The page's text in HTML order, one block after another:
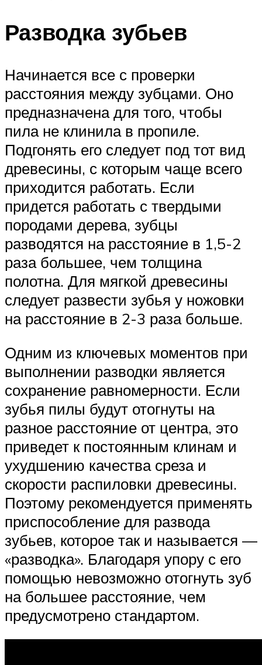
Разводка зубьев
Начинается все с проверки
расстояния между зубцами. Оно
предназначена для того, чтобы
пила не клинила в пропиле.
Подгонять его следует под тот вид
древесины, с которым чаще всего
приходится работать. Если
придется работать с твердыми
породами дерева, зубцы
разводятся на расстояние в 1,5-2
раза большее, чем толщина
полотна. Для мягкой древесины
следует развести зубья у ножовки
на расстояние в 2-3 раза больше.
Одним из ключевых моментов при
выполнении разводки является
сохранение равномерности. Если
зубья пилы будут отогнуты на
разное расстояние от центра, это
приведет к постоянным клинам и
ухудшению качества среза и
скорости распиловки древесины.
Поэтому рекомендуется применять
приспособление для развода
зубьев, которое так и называется —
«разводка». Благодаря упору с его
помощью невозможно отогнуть зуб
на большее расстояние, чем
предусмотрено стандартом.